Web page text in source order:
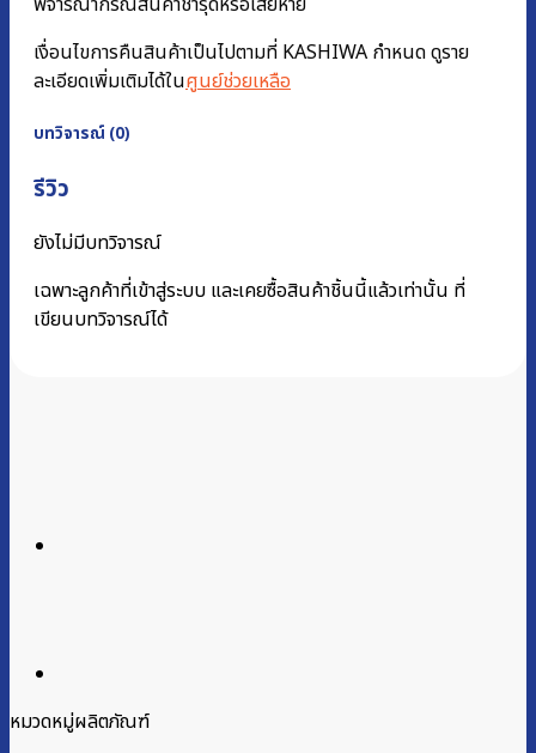
เงื่อนไขการคืนสินค้าเป็นไปตามที่ KASHIWA กำหนด ดูราย
ละเอียดเพิ่มเติมได้ในศูนย์ช่วยเหลือ
บทวิจารณ์ (0)
รีวิว
ยังไม่มีบทวิจารณ์
เฉพาะลูกค้าที่เข้าสู่ระบบ และเคยซื้อสินค้าชิ้นนี้แล้วเท่านั้น ที่
เขียนบทวิจารณ์ได้
หมวดหมู่ผลิตภัณฑ์